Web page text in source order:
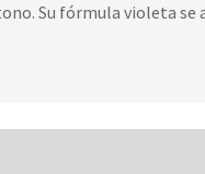
Su fórmula violeta